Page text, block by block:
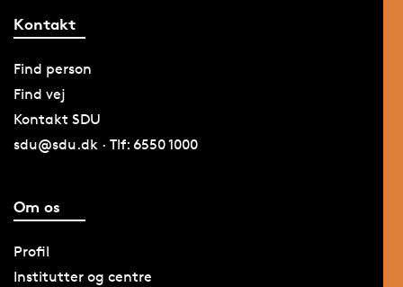
Kontakt
Find person
Find vej
Kontakt SDU
sdu@sdu.dk · Tlf: 6550 1000
Om os
Profil
Institutter og centre